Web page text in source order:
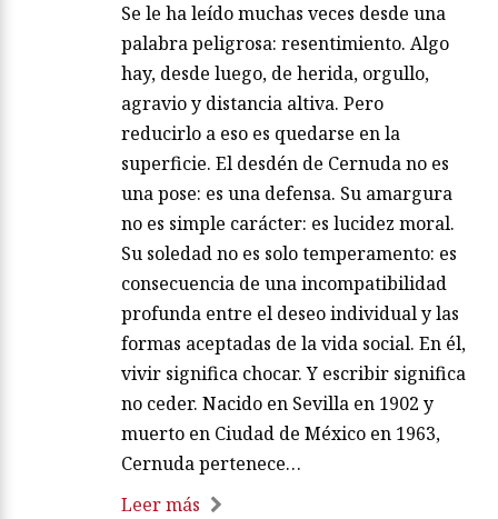
Se le ha leído muchas veces desde una
palabra peligrosa: resentimiento. Algo
hay, desde luego, de herida, orgullo,
agravio y distancia altiva. Pero
reducirlo a eso es quedarse en la
superficie. El desdén de Cernuda no es
una pose: es una defensa. Su amargura
no es simple carácter: es lucidez moral.
Su soledad no es solo temperamento: es
consecuencia de una incompatibilidad
profunda entre el deseo individual y las
formas aceptadas de la vida social. En él,
vivir significa chocar. Y escribir significa
no ceder. Nacido en Sevilla en 1902 y
muerto en Ciudad de México en 1963,
Cernuda pertenece…
Leer más